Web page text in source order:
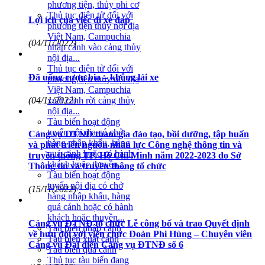
phương tiện, thủy phi cơ
Thủ tục điện tử đối với
phương tiện thủy nội địa
Việt Nam, Campuchia
nhập cảnh vào cảng thủy
nội địa...
Thủ tục điện tử đối với
phương tiện thủy nội địa
Việt Nam, Campuchia
xuất cảnh rời cảng thủy
nội địa...
Tàu biển hoạt động
tuyến nội địa có chở
hàng nhập khẩu, hàng
quá cảnh hoặc có hành
khách hoặc thuyền...
Tàu biển hoạt động
tuyến nội địa có chở
hàng nhập khẩu, hàng
quá cảnh hoặc có hành
khách hoặc thuyền...
Tàu biển nhập cảnh
Tàu biển xuất cảnh
Tàu biển quá cảnh
Thủ tục tàu biển đang
Lợi ích của việc đi xe đạp
(04/11/2022)
Đã uống rượu bia – không lái xe
(04/11/2022)
Cảng vụ ĐTNĐ tham gia đào tạo, bồi dưỡng, tập huấn
và phát triển nguồn nhân lực Công nghệ thông tin và
truyền thông TP. Hồ Chí Minh năm 2022-2023 do Sở
Thông tin và truyền thông tổ chức
(15/11/2022)
Cảng vụ ĐTNĐ tổ chức Lễ công bố và trao Quyết định
về hưu đối với viên chức Đoàn Phi Hùng – Chuyên viên
Cảng vụ Đại diện Cảng vụ ĐTNĐ số 6